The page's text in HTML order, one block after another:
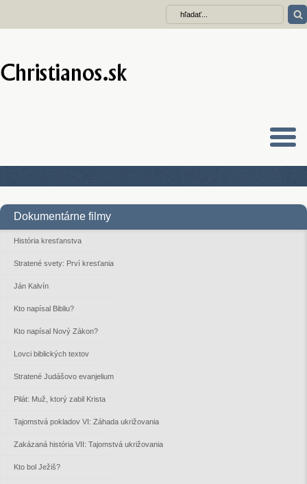
Dokumentárne filmy
História kresťanstva
Stratené svety: Prví kresťania
Ján Kalvín
Kto napísal Bibliu?
Kto napísal Nový Zákon?
Lovci biblických textov
Stratené Judášovo evanjelium
Pilát: Muž, ktorý zabil Krista
Tajomstvá pokladov VI: Záhada ukrižovania
Zakázaná história VII: Tajomstvá ukrižovania
Kto bol Ježiš?